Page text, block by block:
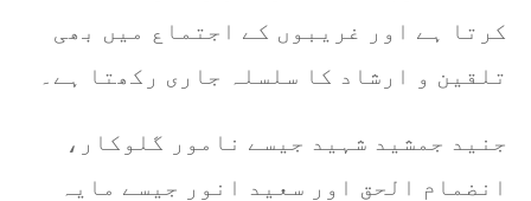
کرتا ہے اور غریبوں کے اجتماع میں بھی
تلقین و ارشاد کا سلسلہ جاری رکھتا ہے۔
جنید جمشید شہید جیسے نامور گلوکار،
انضمام الحق اور سعید انور جیسے مایہ